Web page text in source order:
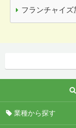
フランチャイズ
業種から探す